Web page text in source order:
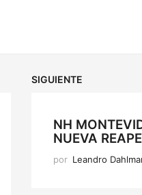
SIGUIENTE
NH
NUEVA
por Leandro